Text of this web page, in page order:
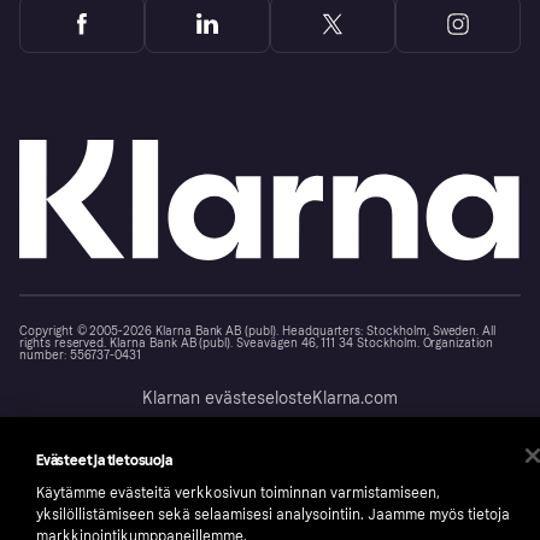
Copyright © 2005-2026 Klarna Bank AB (publ). Headquarters: Stockholm, Sweden. All
rights reserved. Klarna Bank AB (publ). Sveavägen 46, 111 34 Stockholm. Organization
number: 556737-0431
Klarnan evästeselosteKlarna.com
Evästeet ja tietosuoja
Käytämme evästeitä verkkosivun toiminnan varmistamiseen,
yksilöllistämiseen sekä selaamisesi analysointiin. Jaamme myös tietoja
markkinointikumppaneillemme.